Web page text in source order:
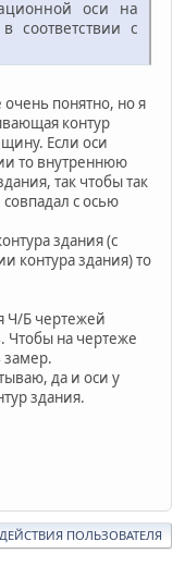
оси на
соответствии с
очень понятно, но я
контур
Если оси
то внутреннюю
так чтобы так
с осью
здания (с
контура здания) то
Ч/Б чертежей
Чтобы на чертеже
замер.
да и оси у
здания.
ДЕЙСТВИЯ ПОЛЬЗОВАТЕЛЯ